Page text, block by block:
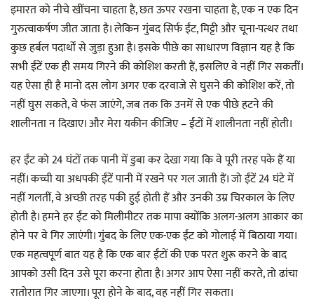
इमारत को नीचे खींचना चाहता है, छत ऊपर रखना चाहता है, एक न एक दिन
गुरुत्वाकर्षण जीत जाता है। लेकिन गुंबद सिर्फ ईंट, मिट्टी और चूना-पत्थर तथा
कुछ हर्बल पदार्थों से जुड़ा हुआ है। इसके पीछे का साधारण विज्ञान यह है कि
सभी ईंटें एक ही समय गिरने की कोशिश करती हैं, इसलिए वे नहीं गिर सकतीं।
यह ऐसा ही है मानो दस लोग अगर एक दरवाजे से घुसने की कोशिश करें, तो
नहीं घुस सकते, वे फंस जाएंगे, जब तक कि उनमें से एक पीछे हटने की
शालीनता न दिखाए। और मेरा यकीन कीजिए – ईंटों में शालीनता नहीं होती।
हर ईंट को 24 घंटों तक पानी में डुबा कर देखा गया कि वे पूरी तरह पके हैं या
नहीं। कच्ची या अधपकी ईंटें पानी में रखने पर गल जाती हैं। जो ईंटें 24 घंटे में
नहीं गलतीं, वे अच्छी तरह पकी हुई होती हैं और उनकी उम्र चिरकाल के लिए
होती है। हमने हर ईंट को मिलीमीटर तक मापा क्योंकि अलग-अलग आकार का
होने पर वे गिर जाएंगी। गुंबद के लिए एक-एक ईंट को गोलाई में बिठाया गया।
एक महत्वपूर्ण बात यह है कि एक बार ईंटों की एक परत शुरू करने के बाद
आपको उसी दिन उसे पूरा करना होता है। अगर आप ऐसा नहीं करते, तो ढांचा
रातोरात गिर जाएगा। पूरा होने के बाद, वह नहीं गिर सकता।